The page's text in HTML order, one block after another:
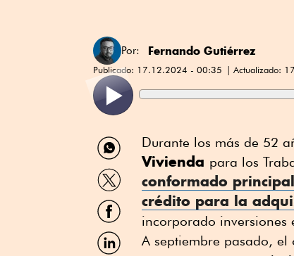
Por: Fernando Gutiérrez
Publicado: 17.12.2024 - 00:35 Actualizado:
Compartir
por
WhatsApp
Compartir
por
Twitter
Compartir
por
Facebook
Compartir
por
Durante los más de 52
Vivienda para los
conformado
crédito para la
incorporado inversiones
A septiembre pasado,